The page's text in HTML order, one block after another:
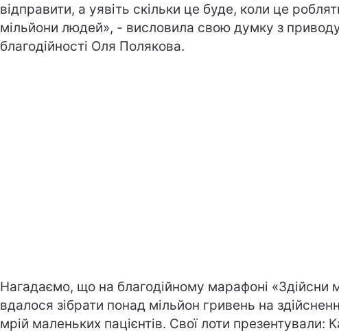
відправити, а уявіть скільки це буде, коли це
мільйони людей», - висловила свою думку з
благодійності Оля Полякова.
Нагадаємо, що на благодійному марафоні «Здійсни
вдалося зібрати понад мільйон гривень на
мрій маленьких пацієнтів. Свої лоти презентували: